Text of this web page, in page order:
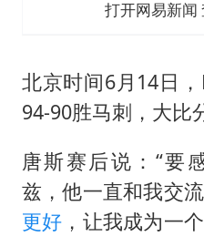
夯
打开网易新闻
北京时间6月14日
94-90胜马刺，大比
唐斯赛后说：“要
兹，他一直和我交
更好 ，让我成为一